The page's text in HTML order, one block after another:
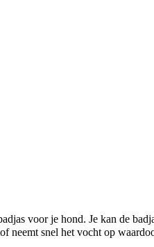
voor je hond. Je kan de
neemt snel het vocht op